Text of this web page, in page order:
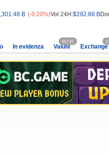
B (-0.20%)Vol 24H:$292.88 B
In evidenza Valute
60720
Exchange